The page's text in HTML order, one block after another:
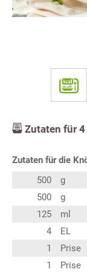
Zutaten für 4
Zutaten für die
500
g
500
g
125
ml
4
EL
1
Prise
1
Prise